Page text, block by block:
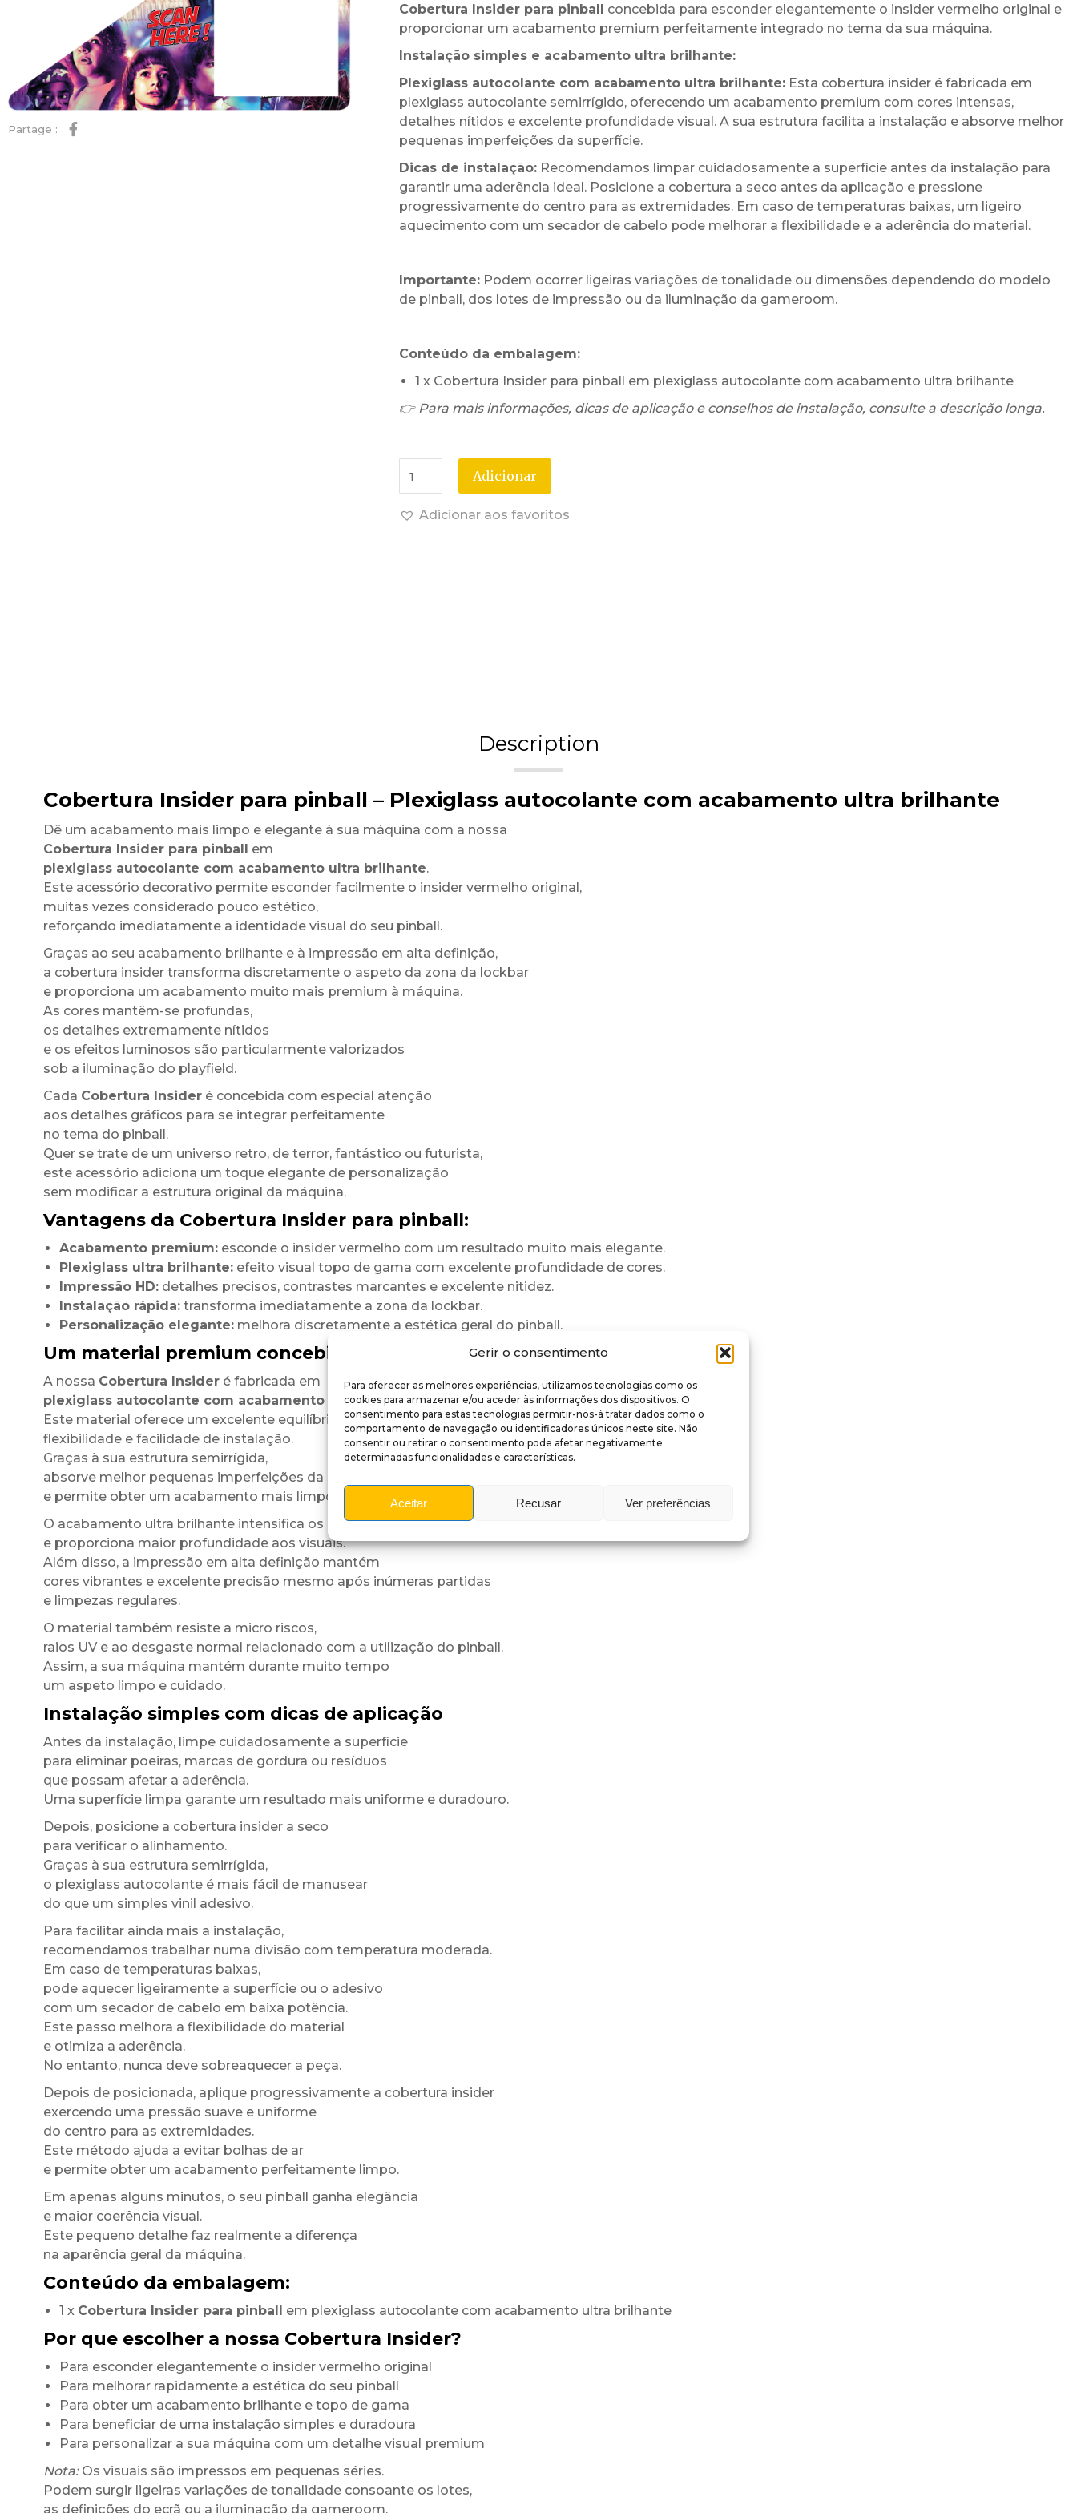
Gerir o consentimento
Para oferecer as melhores experiências, utilizamos tecnologias como os
cookies para armazenar e/ou aceder às informações dos dispositivos. O
consentimento para estas tecnologias permitir-nos-á tratar dados como o
comportamento de navegação ou identificadores únicos neste site. Não
consentir ou retirar o consentimento pode afetar negativamente
determinadas funcionalidades e características.
Aceitar Recusar Ver preferências
Partage :
Cobertura Insider para pinball concebida para esconder elegantemente o insider vermelho original e
proporcionar um acabamento premium perfeitamente integrado no tema da sua máquina.
Instalação simples e acabamento ultra brilhante:
Plexiglass autocolante com acabamento ultra brilhante:Esta cobertura insider é fabricada em
plexiglass autocolante semirrígido, oferecendo um acabamento premium com cores intensas,
detalhes nítidos e excelente profundidade visual. A sua estrutura facilita a instalação e absorve melhor
pequenas imperfeições da superfície.
Dicas de instalação:Recomendamos limpar cuidadosamente a superfície antes da instalação para
garantir uma aderência ideal. Posicione a cobertura a seco antes da aplicação e pressione
progressivamente do centro para as extremidades. Em caso de temperaturas baixas, um ligeiro
aquecimento com um secador de cabelo pode melhorar a flexibilidade e a aderência do material.
Importante:Podem ocorrer ligeiras variações de tonalidade ou dimensões dependendo do modelo
de pinball, dos lotes de impressão ou da iluminação da gameroom.
Conteúdo da embalagem:
1 x Cobertura Insider para pinball em plexiglass autocolante com acabamento ultra brilhante
👉 Para mais informações, dicas de aplicação e conselhos de instalação, consulte a descrição longa.
Adicionar
Adicionar aos favoritos
Description
Cobertura Insider para pinball – Plexiglass autocolante com acabamento ultra brilhante
Dê um acabamento mais limpo e elegante à sua máquina com a nossa
Cobertura Insider para pinball em
plexiglass autocolante com acabamento ultra brilhante.
Este acessório decorativo permite esconder facilmente o insider vermelho original,
muitas vezes considerado pouco estético,
reforçando imediatamente a identidade visual do seu pinball.
Graças ao seu acabamento brilhante e à impressão em alta definição,
a cobertura insider transforma discretamente o aspeto da zona da lockbar
e proporciona um acabamento muito mais premium à máquina.
As cores mantêm-se profundas,
os detalhes extremamente nítidos
e os efeitos luminosos são particularmente valorizados
sob a iluminação do playfield.
Cada Cobertura Insideré concebida com especial atenção
aos detalhes gráficos para se integrar perfeitamente
no tema do pinball.
Quer se trate de um universo retro, de terror, fantástico ou futurista,
este acessório adiciona um toque elegante de personalização
sem modificar a estrutura original da máquina.
Vantagens da Cobertura Insider para pinball:
Acabamento premium:esconde o insider vermelho com um resultado muito mais elegante.
Plexiglass ultra brilhante:efeito visual topo de gama com excelente profundidade de cores.
Impressão HD:detalhes precisos, contrastes marcantes e excelente nitidez.
Instalação rápida:transforma imediatamente a zona da lockbar.
Personalização elegante:melhora discretamente a estética geral do pinball.
Um material premium concebido para durar
A nossa Cobertura Insideré fabricada em
plexiglass autocolante com acabamento ultra brilhante.
Este material oferece um excelente equilíbrio entre rigidez,
flexibilidade e facilidade de instalação.
Graças à sua estrutura semirrígida,
absorve melhor pequenas imperfeições da superfície
e permite obter um acabamento mais limpo e uniforme.
O acabamento ultra brilhante intensifica os contrastes
e proporciona maior profundidade aos visuais.
Além disso, a impressão em alta definição mantém
cores vibrantes e excelente precisão mesmo após inúmeras partidas
e limpezas regulares.
O material também resiste a micro riscos,
raios UV e ao desgaste normal relacionado com a utilização do pinball.
Assim, a sua máquina mantém durante muito tempo
um aspeto limpo e cuidado.
Instalação simples com dicas de aplicação
Antes da instalação, limpe cuidadosamente a superfície
para eliminar poeiras, marcas de gordura ou resíduos
que possam afetar a aderência.
Uma superfície limpa garante um resultado mais uniforme e duradouro.
Depois, posicione a cobertura insider a seco
para verificar o alinhamento.
Graças à sua estrutura semirrígida,
o plexiglass autocolante é mais fácil de manusear
do que um simples vinil adesivo.
Para facilitar ainda mais a instalação,
recomendamos trabalhar numa divisão com temperatura moderada.
Em caso de temperaturas baixas,
pode aquecer ligeiramente a superfície ou o adesivo
com um secador de cabelo em baixa potência.
Este passo melhora a flexibilidade do material
e otimiza a aderência.
No entanto, nunca deve sobreaquecer a peça.
Depois de posicionada, aplique progressivamente a cobertura insider
exercendo uma pressão suave e uniforme
do centro para as extremidades.
Este método ajuda a evitar bolhas de ar
e permite obter um acabamento perfeitamente limpo.
Em apenas alguns minutos, o seu pinball ganha elegância
e maior coerência visual.
Este pequeno detalhe faz realmente a diferença
na aparência geral da máquina.
Conteúdo da embalagem:
1 x Cobertura Insider para pinball em plexiglass autocolante com acabamento ultra brilhante
Por que escolher a nossa Cobertura Insider?
Para esconder elegantemente o insider vermelho original
Para melhorar rapidamente a estética do seu pinball
Para obter um acabamento brilhante e topo de gama
Para beneficiar de uma instalação simples e duradoura
Para personalizar a sua máquina com um detalhe visual premium
Nota:Os visuais são impressos em pequenas séries.
Podem surgir ligeiras variações de tonalidade consoante os lotes,
as definições do ecrã ou a iluminação da gameroom.